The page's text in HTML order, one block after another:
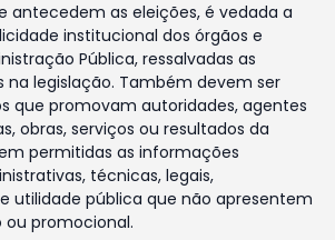
antecedem as eleições, é vedada a
institucional dos órgãos e
Pública, ressalvadas as
na legislação. Também devem ser
que promovam autoridades, agentes
obras, serviços ou resultados da
permitidas as informações
técnicas, legais,
utilidade pública que não apresentem
promocional.